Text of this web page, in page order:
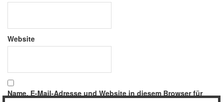
Website
Name, E-Mail-Adresse und Website in diesem Browser für